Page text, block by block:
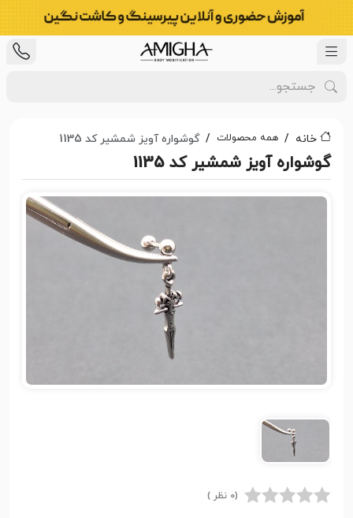
خانه همه محصولات گوشواره آویز شمشیر کد 1135
گوشواره آویز شمشیر کد 1135
(0 نظر )